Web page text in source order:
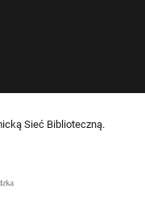
Sieć Biblioteczną.